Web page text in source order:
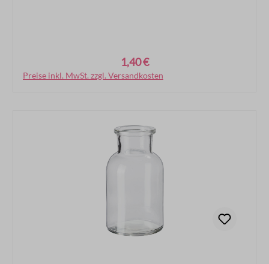
1,40 €
Preise inkl. MwSt. zzgl. Versandkosten
In den Warenkorb